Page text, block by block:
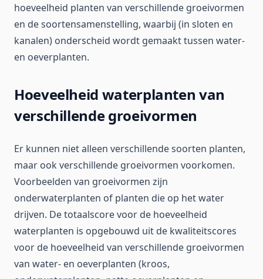
hoeveelheid planten van verschillende groeivormen
en de soortensamenstelling, waarbij (in sloten en
kanalen) onderscheid wordt gemaakt tussen water-
en oeverplanten.
Hoeveelheid waterplanten van
verschillende groeivormen
Er kunnen niet alleen verschillende soorten planten,
maar ook verschillende groeivormen voorkomen.
Voorbeelden van groeivormen zijn
onderwaterplanten of planten die op het water
drijven. De totaalscore voor de hoeveelheid
waterplanten is opgebouwd uit de kwaliteitscores
voor de hoeveelheid van verschillende groeivormen
van water- en oeverplanten (kroos,